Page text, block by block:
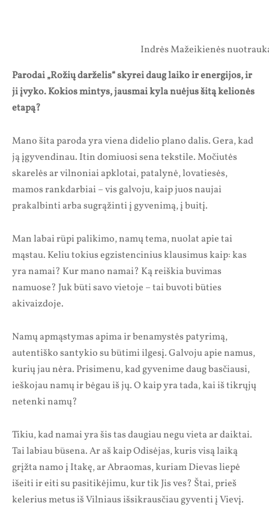
Indrės Mažeikienės
Parodai „Rožių darželis“ skyrei daug laiko ir energijos, ir
ji įvyko. Kokios mintys, jausmai kyla nuėjus šitą kelionės
etapą?
Mano šita paroda yra viena didelio plano dalis. Gera, kad
ją įgyvendinau. Itin domiuosi sena tekstile. Močiutės
skarelės ar vilnoniai apklotai, patalynė, lovatiesės,
mamos rankdarbiai – vis galvoju, kaip juos naujai
prakalbinti arba sugrąžinti į gyvenimą, į buitį.
Man labai rūpi palikimo, namų tema, nuolat apie tai
mąstau. Keliu tokius egzistencinius klausimus kaip: kas
yra namai? Kur mano namai? Ką reiškia buvimas
namuose? Juk būti savo vietoje – tai buvoti būties
akivaizdoje.
Namų apmąstymas apima ir benamystės patyrimą,
autentiško santykio su būtimi ilgesį. Galvoju apie namus,
kurių jau nėra. Prisimenu, kad gyvenime daug basčiausi,
ieškojau namų ir bėgau iš jų. O kaip yra tada, kai iš tikrųjų
netenki namų?
Tikiu, kad namai yra šis tas daugiau negu vieta ar daiktai.
Tai labiau būsena. Ar aš kaip Odisėjas, kuris visą laiką
grįžta namo į Itakę, ar Abraomas, kuriam Dievas liepė
išeiti ir eiti su pasitikėjimu, kur tik Jis ves? Štai, prieš
kelerius metus iš Vilniaus išsikrausčiau gyventi į Vievį.